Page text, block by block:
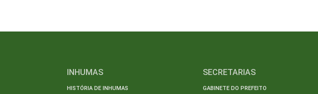
INHUMAS
HISTÓRIA DE INHUMAS
SECRETARIAS
GABINETE DO PREFEITO